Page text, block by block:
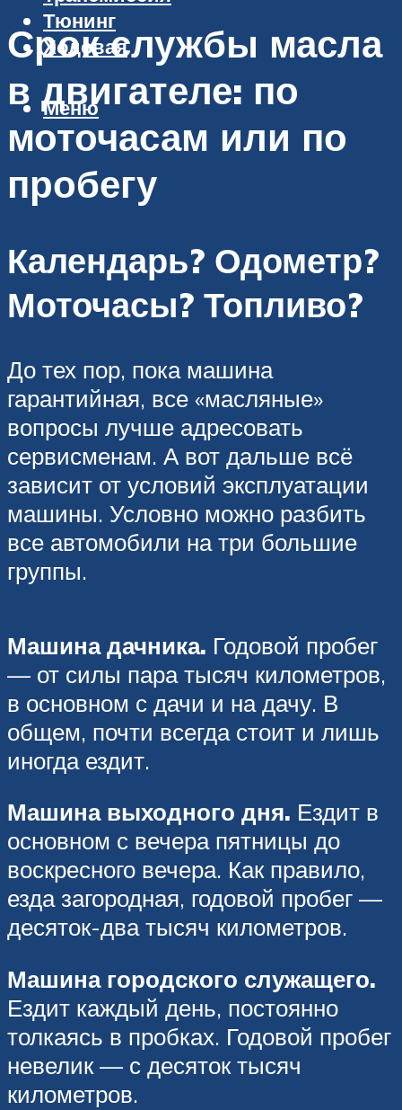
Тюнинг
Ходовая
Меню
Срок службы масла
в двигателе: по
моточасам или по
пробегу
Календарь? Одометр?
Моточасы? Топливо?
До тех пор, пока машина
гарантийная, все «масляные»
вопросы лучше адресовать
сервисменам. А вот дальше всё
зависит от условий эксплуатации
машины. Условно можно разбить
все автомобили на три большие
группы.
Машина дачника. Годовой пробег
— от силы пара тысяч километров,
в основном с дачи и на дачу. В
общем, почти всегда стоит и лишь
иногда ездит.
Машина выходного дня. Ездит в
основном с вечера пятницы до
воскресного вечера. Как правило,
езда загородная, годовой пробег —
десяток-два тысяч километров.
Машина городского служащего.
Ездит каждый день, постоянно
толкаясь в пробках. Годовой пробег
невелик — с десяток тысяч
километров.